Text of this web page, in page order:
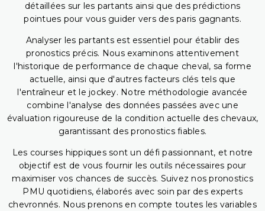
détaillées sur les partants ainsi que des prédictions
pointues pour vous guider vers des paris gagnants.
Analyser les partants est essentiel pour établir des
pronostics précis. Nous examinons attentivement
l'historique de performance de chaque cheval, sa forme
actuelle, ainsi que d'autres facteurs clés tels que
l'entraîneur et le jockey. Notre méthodologie avancée
combine l'analyse des données passées avec une
évaluation rigoureuse de la condition actuelle des chevaux,
garantissant des pronostics fiables.
Les courses hippiques sont un défi passionnant, et notre
objectif est de vous fournir les outils nécessaires pour
maximiser vos chances de succès. Suivez nos pronostics
PMU quotidiens, élaborés avec soin par des experts
chevronnés. Nous prenons en compte toutes les variables